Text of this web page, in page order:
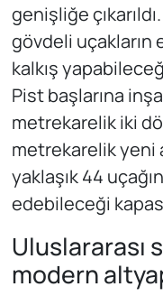
genişliğe
gövdeli
kalkış
Pist başlarına
metrekarelik iki
metrekarelik yeni
yaklaşık 44
edebileceği
Uluslararası
modern